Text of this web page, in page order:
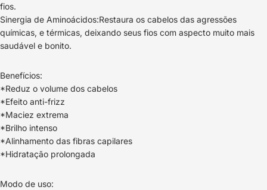
fios.
Sinergia de Aminoácidos:Restaura os cabelos das agressões
químicas, e térmicas, deixando seus fios com aspecto muito mais
saudável e bonito.
Benefícios:
*Reduz o volume dos cabelos
*Efeito anti-frizz
*Maciez extrema
*Brilho intenso
*Alinhamento das fibras capilares
*Hidratação prolongada
Modo de uso: